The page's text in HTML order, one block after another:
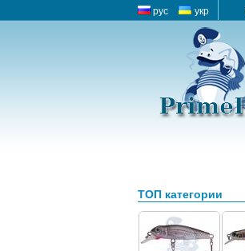
рус укр
ТОП категории